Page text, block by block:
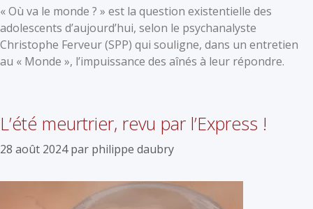
« Où va le monde ? » est la question existentielle des
adolescents d’aujourd’hui, selon le psychanalyste
Christophe Ferveur (SPP) qui souligne, dans un entretien
au « Monde », l’impuissance des aînés à leur répondre.
L’été meurtrier, revu par l’Express !
28 août 2024 par philippe daubry